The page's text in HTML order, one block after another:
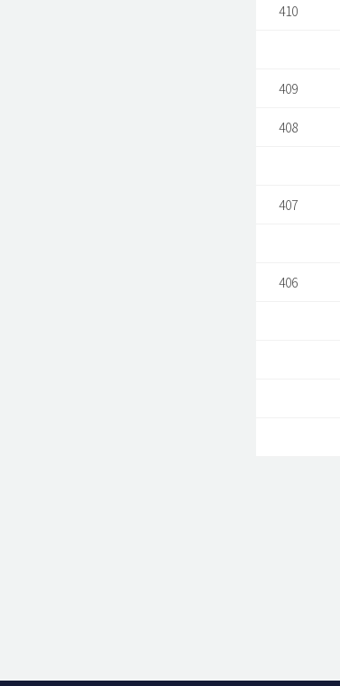
410
409
408
407
406